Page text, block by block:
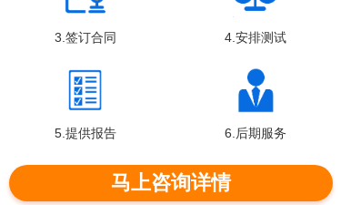
3.签订合同 4.安排测试
5.提供报告 6.后期服务
马上咨询详情